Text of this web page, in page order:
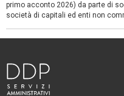
primo acconto 2026) da parte di
società di capitali ed enti non